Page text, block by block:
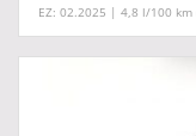
EZ: 02.2025 | 4,8 l/100 km